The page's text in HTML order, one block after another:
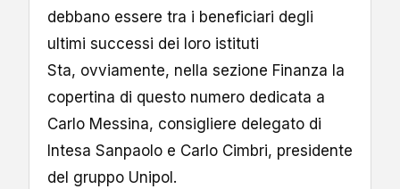
debbano essere tra i beneficiari degli
ultimi successi dei loro istituti
Sta, ovviamente, nella sezione Finanza la
copertina di questo numero dedicata a
Carlo Messina, consigliere delegato di
Intesa Sanpaolo e Carlo Cimbri, presidente
del gruppo Unipol.